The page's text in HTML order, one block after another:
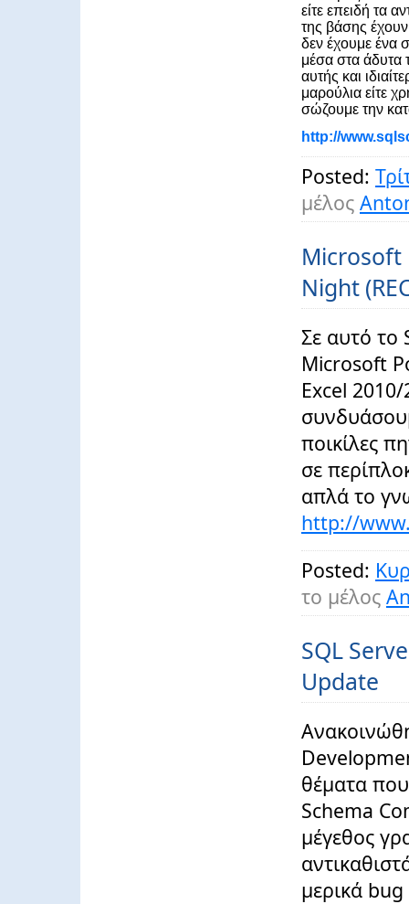
είτε επειδή τα
της βάσης έχουν
δεν έχουμε ένα
μέσα στα άδυτα
αυτής και
μαρούλια είτε
σώζουμε την
http://
Posted:
μέλος
Microsoft
Night
Σε αυτό το
Microsoft
Excel
ποικίλες
σε
απλά το
http://
Posted:
το μέλος
SQL
Update
θέματα
Schema
μέγεθος
μερικά